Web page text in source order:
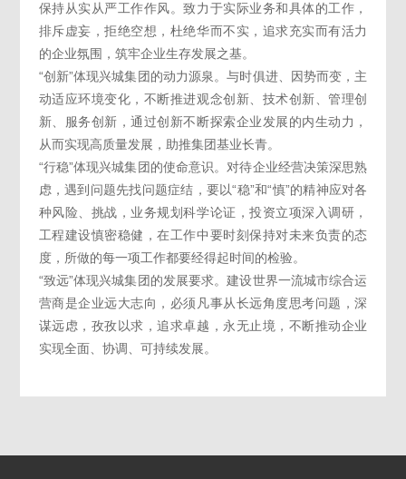
保持从实从严工作作风。致力于实际业务和具体的工作，
排斥虚妄，拒绝空想，杜绝华而不实，追求充实而有活力
的企业氛围，筑牢企业生存发展之基。
“创新”体现兴城集团的动力源泉。与时俱进、因势而变，主
动适应环境变化，不断推进观念创新、技术创新、管理创
新、服务创新，通过创新不断探索企业发展的内生动力，
从而实现高质量发展，助推集团基业长青。
“行稳”体现兴城集团的使命意识。对待企业经营决策深思熟
虑，遇到问题先找问题症结，要以“稳”和“慎”的精神应对各
种风险、挑战，业务规划科学论证，投资立项深入调研，
工程建设慎密稳健，在工作中要时刻保持对未来负责的态
度，所做的每一项工作都要经得起时间的检验。
“致远”体现兴城集团的发展要求。建设世界一流城市综合运
营商是企业远大志向，必须凡事从长远角度思考问题，深
谋远虑，孜孜以求，追求卓越，永无止境，不断推动企业
实现全面、协调、可持续发展。